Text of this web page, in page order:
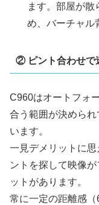
ます。部屋が散
め、バーチャル
② ピント合わせで
C960はオートフォ
合う範囲が決めら
います。
一見デメリットに
ントを探して映像
ットがあります。
常に一定の距離感